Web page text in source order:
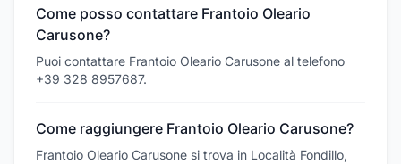
Come posso contattare Frantoio Oleario
Carusone?
Puoi contattare Frantoio Oleario Carusone al telefono
+39 328 8957687.
Come raggiungere Frantoio Oleario Carusone?
Frantoio Oleario Carusone si trova in Località Fondillo,